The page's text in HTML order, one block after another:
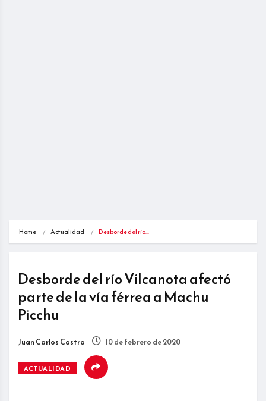
Home Actualidad Desborde del río…
Desborde del río Vilcanota afectó
parte de la vía férrea a Machu
Picchu
Juan Carlos Castro 10 de febrero de 2020
ACTUALIDAD